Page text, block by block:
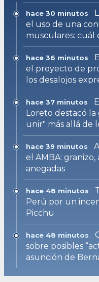
hace 30 minutos
el uso de una
musculares: cuál
hace 36 minutos
el proyecto de
los desalojos
hace 37 minutos
Loreto destacó
unir" más allá de
hace 39 minutos
el AMBA:
anegadas
hace 48 minutos
Perú por un
Picchu
hace 48 minutos
sobre posibles
asunción de